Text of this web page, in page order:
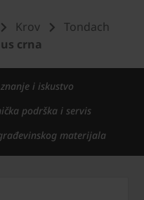
Krov
Tondach
crna
i iskustvo
podrška i servis
materijala